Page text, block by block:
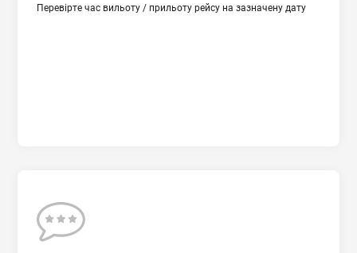
Перевірте час вильоту / прильоту рейсу на зазначену дату